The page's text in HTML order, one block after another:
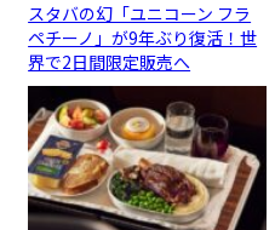
スタバの幻「ユニコーン フラ
ペチーノ」が9年ぶり復活！世
界で2日間限定販売へ